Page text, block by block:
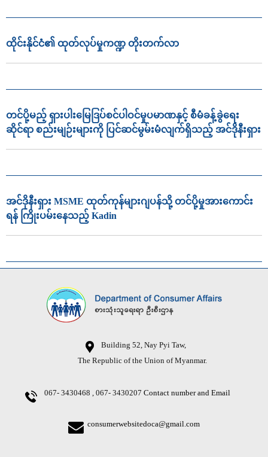
ထိုင်းနိုင်ငံ၏ ထုတ်လုပ်မှုကဏ္ဍ တိုးတက်လာ
တင်ပို့မည့် ရှားပါးမြေဒြပ်စင်ပါဝင်မှုပမာဏနှင့် စီမံခန့်ခွဲရေး
ဆိုင်ရာ စည်းမျဉ်းများကို ပြင်ဆင်မွမ်းမံလျက်ရှိသည့် အင်ဒိုနီးရှား
အင်ဒိုနီးရှား MSME ထုတ်ကုန်များဂျပန်သို့ တင်ပို့မှုအားကောင်း
ရန် ကြိုးပမ်းနေသည့် Kadin
Building 52, Nay Pyi Taw,
The Republic of the Union of Myanmar.
067- 3430468 , 067- 3430207 Contact number and Email
consumerwebsitedoca@gmail.com